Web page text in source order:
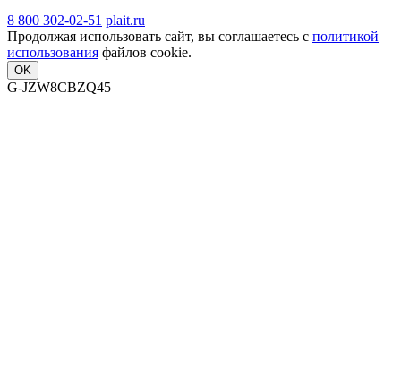
8 800 302-02-51 plait.ru
Продолжая использовать сайт, вы соглашаетесь с политикой
использования файлов cookie.
OK
G-JZW8CBZQ45